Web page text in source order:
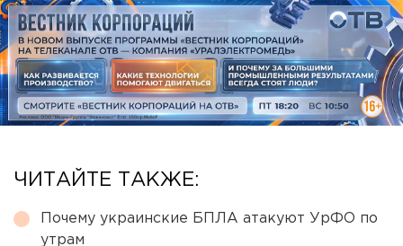
ЧИТАЙТЕ ТАКЖЕ:
Почему украинские БПЛА атакуют УрФО по
утрам